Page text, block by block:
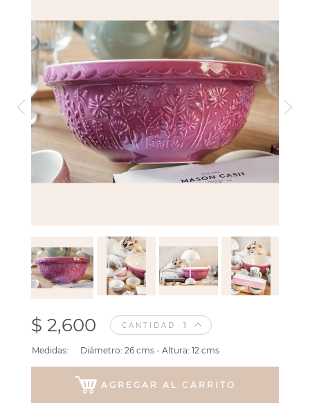
$ 2,600 CANTIDAD
Medidas: Diámetro: 26 cms - Altura: 12 cms
AGREGAR AL CARRITO